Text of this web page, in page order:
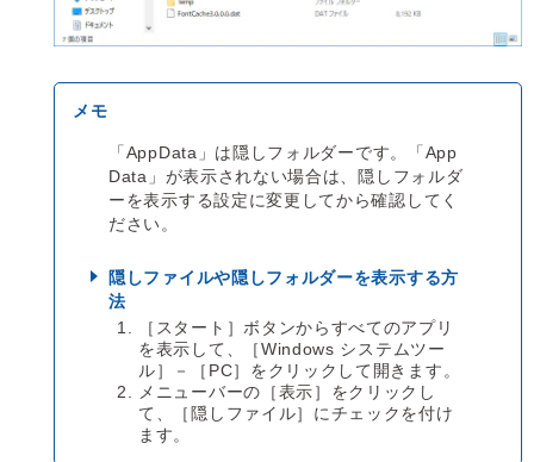
「AppData」は隠しフォルダーです。「App
Data」が表示されない場合は、隠しフォルダ
ーを表示する設定に変更してから確認してく
ださい。
隠しファイルや隠しフォルダーを表示する方
法
［スタート］ボタンからすべてのアプリ
を表示して、［Windows システムツー
ル］－［PC］をクリックして開きます。
メニューバーの［表示］をクリックし
て、［隠しファイル］にチェックを付け
ます。